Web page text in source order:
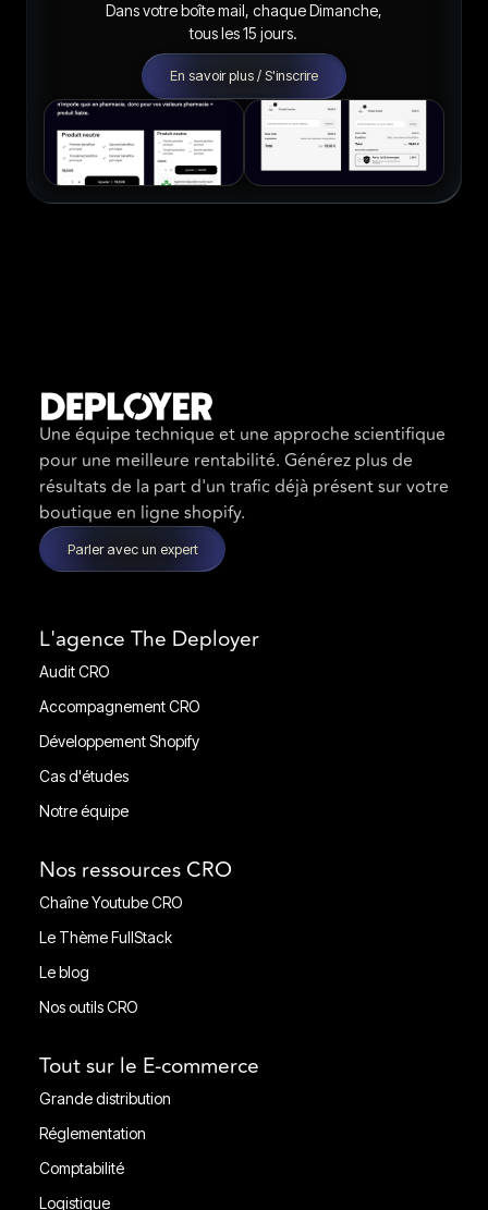
Dans votre boîte mail, chaque Dimanche,
tous les 15 jours.
En savoir plus / S'inscrire
Une équipe technique et une approche scientifique
pour une meilleure rentabilité. Générez plus de
résultats de la part d'un trafic déjà présent sur votre
boutique en ligne shopify.
Parler avec un expert
L'agence The Deployer
Audit CRO
Audit CRO
Accompagnement CRO
Accompagnement CRO
Développement Shopify
Développement Shopify
Cas d'études
Cas d'études
Notre équipe
Nos ressources CRO
Chaîne Youtube CRO
Chaîne Youtube CRO
Le Thème FullStack
Le Thème FullStack
Le blog
Le blog
Nos outils CRO
Tout sur le E-commerce
Grande distribution
Grande distribution
Réglementation
Réglementation
Comptabilité
Comptabilité
Logistique